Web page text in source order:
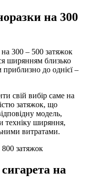
на 300
300 – 500 затяжок
ширянням близько
до однієї –
свій вибір саме на
затяжок, що
модель,
техніку ширяння,
витратами.
на